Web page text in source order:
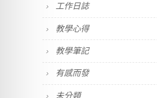
工作日誌
教學心得
教學筆記
有感而發
未分類